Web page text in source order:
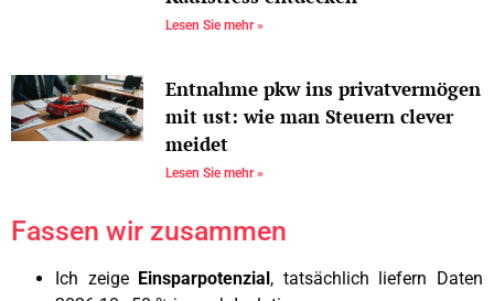
Lesen Sie mehr »
Entnahme pkw ins privatvermögen
mit ust: wie man Steuern clever
meidet
Lesen Sie mehr »
Fassen wir zusammen
Ich zeige Einsparpotenzial, tatsächlich liefern Daten